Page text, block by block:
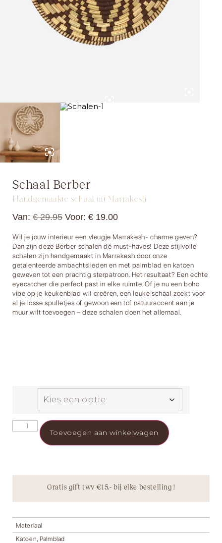
Schaal Berber
Handgemaakte schaal uit Marrakesh
Van: €29.95 Voor: € 19.00
Wil je jouw interieur een vleugje Marrakesh- charme geven?
Dan zijn deze Berber schalen dé must-haves! Deze stijlvolle
schalen zijn handgemaakt in Marrakesh door onze
getalenteerde ambachtslieden en met palmblad en katoen
geweven tot een prachtig sterpatroon. Het resultaat? Een echte
eyecatcher die perfect past in elke ruimte. Of je nu een boho
vibe op je keukenblad wil creëren, een leuke schaal zoekt voor
al je losse spulletjes of gewoon een tof natuuraccent aan je
muur wilt toevoegen – deze schalen doen het allemaal.
Toevoegen aan winkelwagen
Gratis gift twv €15.- bij elke bestelling !
Materiaal
Katoen, Palmblad